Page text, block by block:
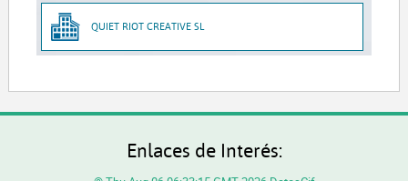
QUIET RIOT CREATIVE SL
Enlaces de Interés: